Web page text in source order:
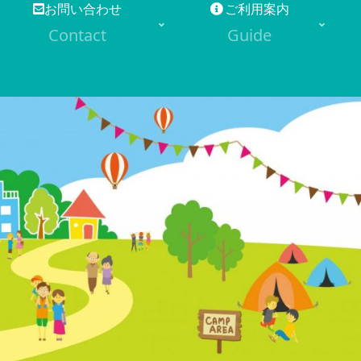
お問い合わせ
Contact
ご利用案内
Guide